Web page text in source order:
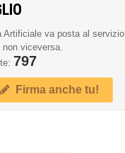
Artificiale va posta al servizio
non viceversa.
797
Firma anche tu!